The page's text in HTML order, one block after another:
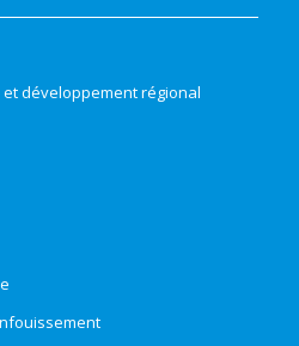
développement régional